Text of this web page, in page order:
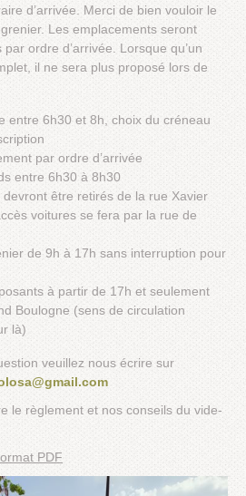
d’arrivée. Merci de bien vouloir le
Les emplacements seront
ordre d’arrivée. Lorsque qu’un
il ne sera plus proposé lors de
entre 6h30 et 8h, choix du créneau
par ordre d’arrivée
entre 6h30 à 8h30
être retirés de la rue Xavier
voitures se fera par la rue de
de 9h à 17h sans interruption pour
à partir de 17h et seulement
Boulogne (sens de circulation
là)
veuillez nous écrire sur
le règlement et nos conseils du vide-
PDF